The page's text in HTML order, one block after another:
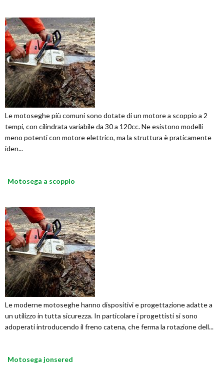
Le motoseghe più comuni sono dotate di un motore a scoppio a 2
tempi, con cilindrata variabile da 30 a 120cc. Ne esistono modelli
meno potenti con motore elettrico, ma la struttura è praticamente
iden...
Motosega a scoppio
Le moderne motoseghe hanno dispositivi e progettazione adatte a
un utilizzo in tutta sicurezza. In particolare i progettisti si sono
adoperati introducendo il freno catena, che ferma la rotazione dell...
Motosega jonsered